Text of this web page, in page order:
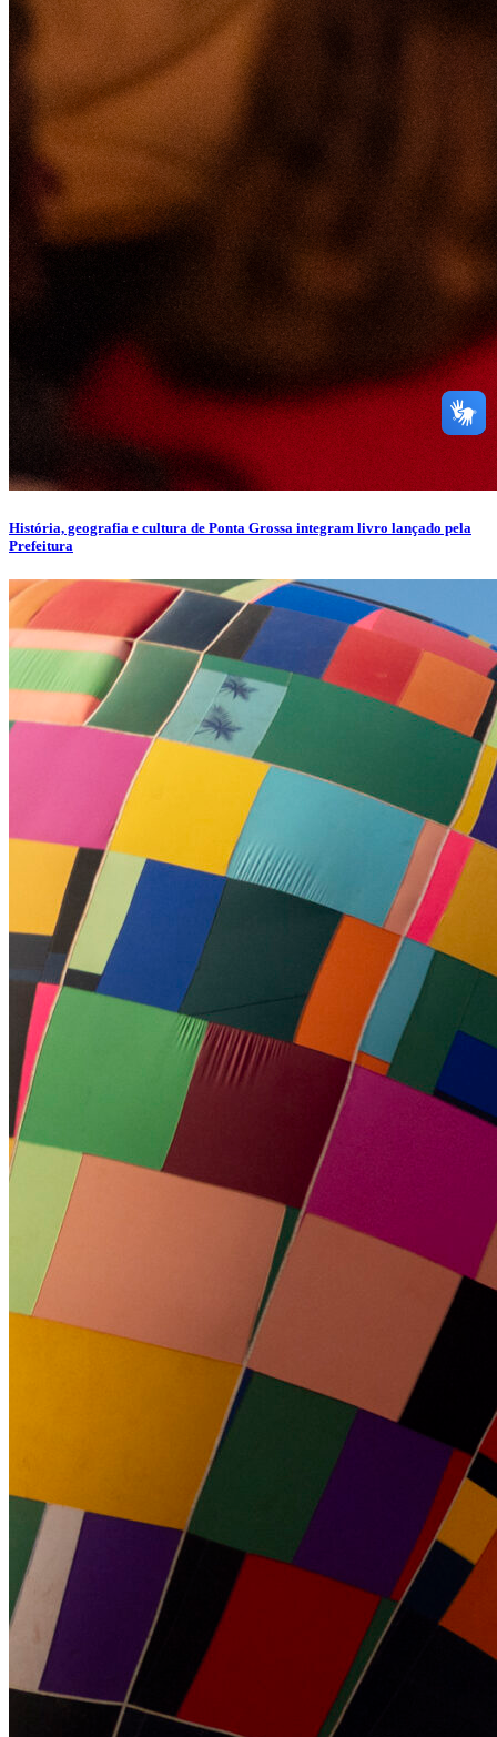
História, geografia e cultura de Ponta Grossa integram livro lançado pela
Prefeitura